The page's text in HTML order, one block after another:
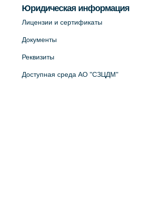
Юридическая информация
Лицензии и сертификаты
Документы
Реквизиты
Доступная среда АО "СЗЦДМ"